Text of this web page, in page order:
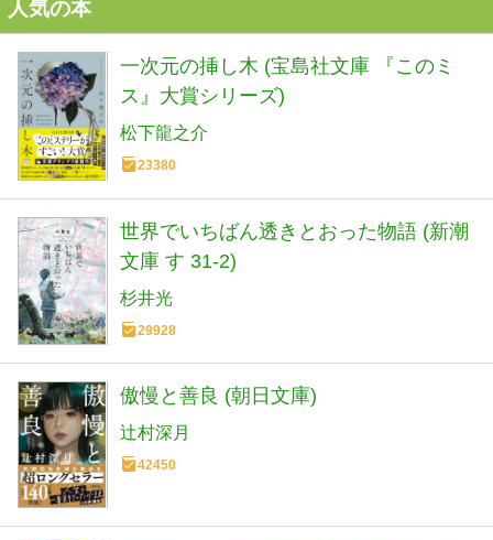
人気の本
一次元の挿し木 (宝島社文庫 『このミ
ス』大賞シリーズ)
松下龍之介
23380
世界でいちばん透きとおった物語 (新潮
文庫 す 31-2)
杉井光
29928
傲慢と善良 (朝日文庫)
辻村深月
42450